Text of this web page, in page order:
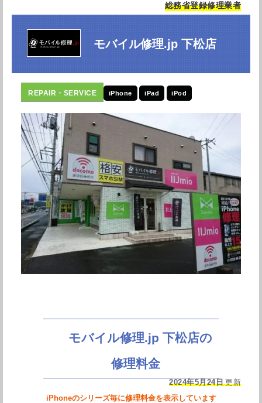
モバイル修理.jp 下松店
総務省登録修理業者
iPhone iPad iPod
モバイル修理.jp 下松店の
修理料金
iPhoneのシリーズ毎に修理料金を表示しています
2024年5月24日 更新